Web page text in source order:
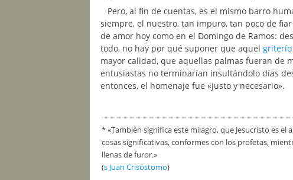
Pero, al fin de cuentas, es el mismo barro
siempre, el nuestro, tan impuro, tan poco de
de amor hoy como en el Domingo de Ramos:
todo, no hay por qué suponer que aquel griterío
mayor calidad, que aquellas palmas fueran de
entusiastas no terminarían insultándolo días
entonces, el homenaje fue «justo y necesario».
* «También significa este milagro, que Jesucristo es
cosas significativas, conformes con los profetas,
llenas de furor.»
(s Juan Crisóstomo)